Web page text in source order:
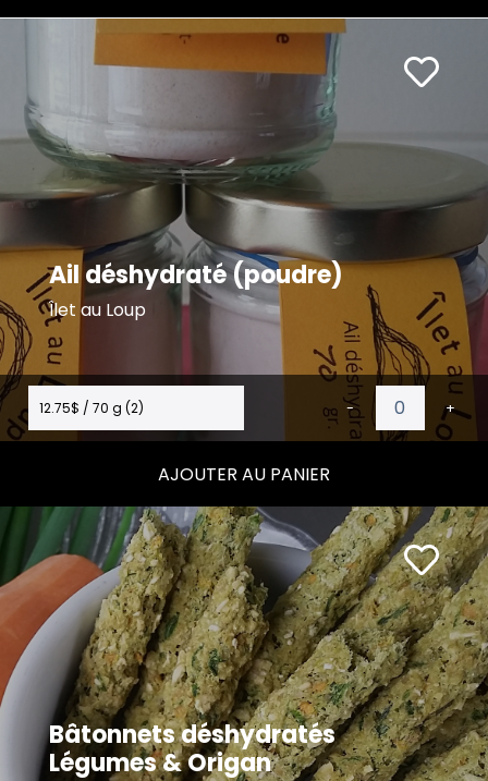
Ail déshydraté (poudre)
Îlet au Loup
12.75$ / 70 g (2) - +
AJOUTER AU PANIER
Bâtonnets déshydratés
Légumes & Origan